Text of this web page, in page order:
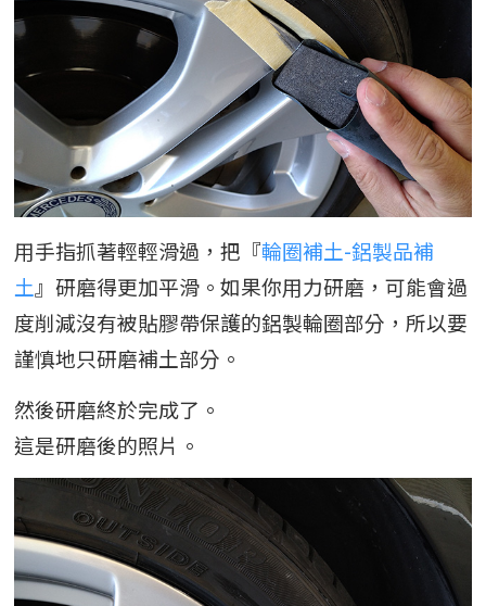
用手指抓著輕輕滑過，把『輪圈補土-鋁製品補
土』研磨得更加平滑。如果你用力研磨，可能會過
度削減沒有被貼膠帶保護的鋁製輪圈部分，所以要
謹慎地只研磨補土部分。
然後研磨終於完成了。
這是研磨後的照片。